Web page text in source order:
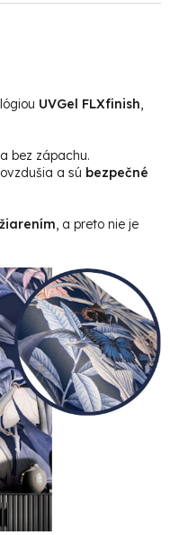
UVGel FLXfinish,
bez zápachu.
a sú bezpečné
, a preto nie je